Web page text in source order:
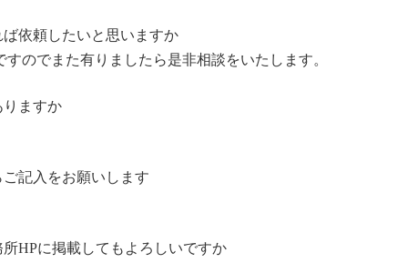
依頼したいと思いますか
のでまた有りましたら是非相談をいたします。
りますか
記入をお願いします
HPに掲載してもよろしいですか